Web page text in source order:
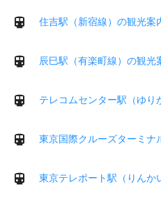
住吉駅（新宿線）の観光案
辰巳駅（有楽町線）の観光
テレコムセンター駅（ゆり
東京国際クルーズターミナ
東京テレポート駅（りんか